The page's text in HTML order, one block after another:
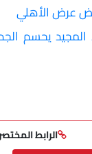
عرض الأهلي
يحسم
الرابط